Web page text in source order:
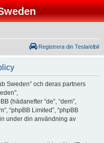
Registrera din Tesla/elbil
Sweden” och deras partners
(hädanefter “de”, “dem”,
“phpBB Limited”, “phpBB
under din användning av